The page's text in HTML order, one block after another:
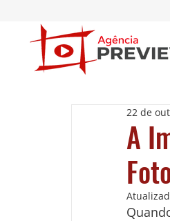
A
22 de